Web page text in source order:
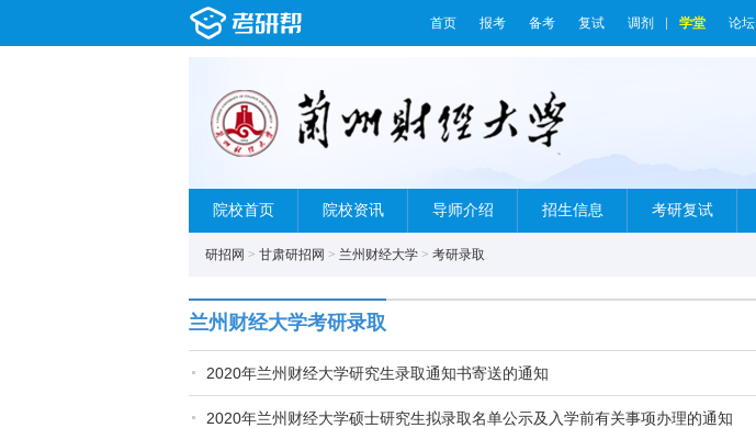
首页 报考 备考 复试 调剂 学堂 论坛
院校首页 院校资讯 导师介绍 招生信息 考研复试
研招网 > 甘肃研招网 > 兰州财经大学 > 考研录取
兰州财经大学考研录取
2020年兰州财经大学研究生录取通知书寄送的通知
2020年兰州财经大学硕士研究生拟录取名单公示及入学前有关事项办理的通知